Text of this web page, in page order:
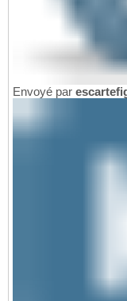
Envoyé par